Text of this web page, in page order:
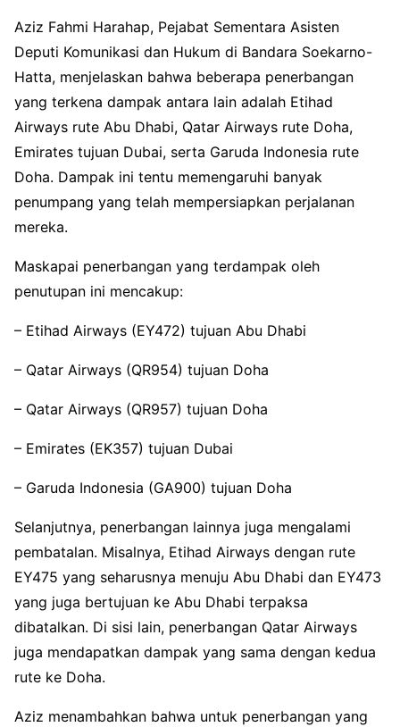
Aziz Fahmi Harahap, Pejabat Sementara Asisten
Deputi Komunikasi dan Hukum di Bandara Soekarno-
Hatta, menjelaskan bahwa beberapa penerbangan
yang terkena dampak antara lain adalah Etihad
Airways rute Abu Dhabi, Qatar Airways rute Doha,
Emirates tujuan Dubai, serta Garuda Indonesia rute
Doha. Dampak ini tentu memengaruhi banyak
penumpang yang telah mempersiapkan perjalanan
mereka.
Maskapai penerbangan yang terdampak oleh
penutupan ini mencakup:
– Etihad Airways (EY472) tujuan Abu Dhabi
– Qatar Airways (QR954) tujuan Doha
– Qatar Airways (QR957) tujuan Doha
– Emirates (EK357) tujuan Dubai
– Garuda Indonesia (GA900) tujuan Doha
Selanjutnya, penerbangan lainnya juga mengalami
pembatalan. Misalnya, Etihad Airways dengan rute
EY475 yang seharusnya menuju Abu Dhabi dan EY473
yang juga bertujuan ke Abu Dhabi terpaksa
dibatalkan. Di sisi lain, penerbangan Qatar Airways
juga mendapatkan dampak yang sama dengan kedua
rute ke Doha.
Aziz menambahkan bahwa untuk penerbangan yang